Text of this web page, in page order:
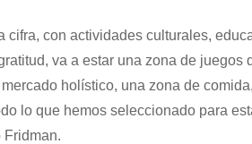
cifra, con actividades culturales,
va a estar una zona de juegos
holístico, una zona de
lo que hemos seleccionado para
Fridman.